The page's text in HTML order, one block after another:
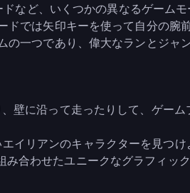
など、いくつかの異なるゲーム
では矢印キーを使って自分の腕
一つであり、偉大なランとジャ
壁に沿って走ったりして、ゲー
イリアンのキャラクターを見つけ
合わせたユニークなグラフィック